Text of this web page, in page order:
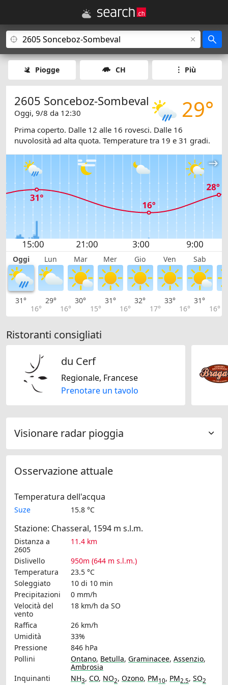
Piogge CH Più
29°
2605 Sonceboz-Sombeval
Oggi, 9/8 da 12:30
Prima coperto. Dalle 12 alle 16 rovesci. Dalle 16
nuvolosità ad alta quota. Temperature tra 19 e 31 gradi.
Oggi Lun Mar Mer Gio Ven Sab
31°
16°
29°
16°
30°
15°
31°
16°
32°
17°
33°
16°
31°
16°
Ristoranti consigliati
du Cerf
Regionale, Francese
Prenotare un tavolo
Visionare radar pioggia
Osservazione attuale
Temperatura dell'acqua
Suze 15.8 °C
Stazione: Chasseral, 1594 m s.l.m.
Distanza a
2605
11.4 km
Dislivello
950m (644 m s.l.m.)
Temperatura
23.5 °C
Soleggiato
10 di 10 min
Precipitazioni
0 mm/h
Velocità del
vento
18 km/h da SO
Raffica
26 km/h
Umidità
33%
Pressione
846 hPa
Pollini
Ontano, Betulla, Graminacee, Assenzio,
Ambrosia
Inquinanti
NH3, CO, NO2, Ozono, PM10, PM2.5, SO2